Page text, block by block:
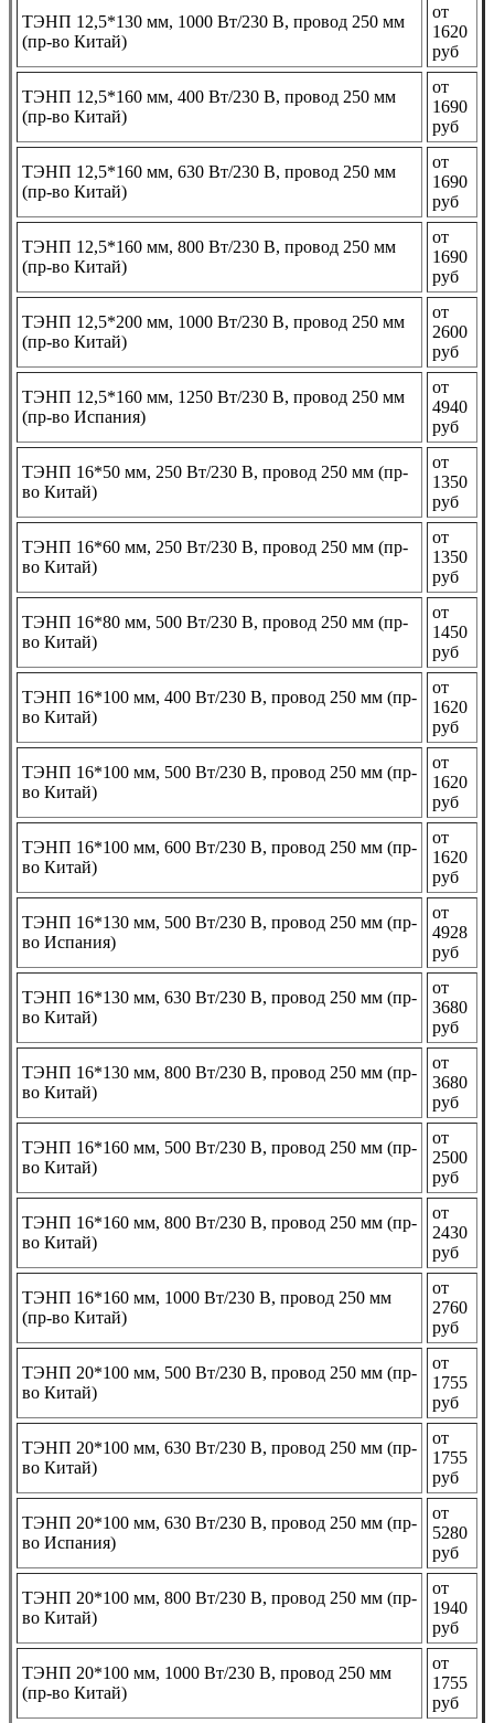
ТЭНП 12,5*130 мм, 1000 Вт/230 В, провод 250 мм
(пр-во Китай)
от
1620
руб
ТЭНП 12,5*160 мм, 400 Вт/230 В, провод 250 мм
(пр-во Китай)
от
1690
руб
ТЭНП 12,5*160 мм, 630 Вт/230 В, провод 250 мм
(пр-во Китай)
от
1690
руб
ТЭНП 12,5*160 мм, 800 Вт/230 В, провод 250 мм
(пр-во Китай)
от
1690
руб
ТЭНП 12,5*200 мм, 1000 Вт/230 В, провод 250 мм
(пр-во Китай)
от
2600
руб
ТЭНП 12,5*160 мм, 1250 Вт/230 В, провод 250 мм
(пр-во Испания)
от
4940
руб
ТЭНП 16*50 мм, 250 Вт/230 В, провод 250 мм (пр-
во Китай)
от
1350
руб
ТЭНП 16*60 мм, 250 Вт/230 В, провод 250 мм (пр-
во Китай)
от
1350
руб
ТЭНП 16*80 мм, 500 Вт/230 В, провод 250 мм (пр-
во Китай)
от
1450
руб
ТЭНП 16*100 мм, 400 Вт/230 В, провод 250 мм (пр-
во Китай)
от
1620
руб
ТЭНП 16*100 мм, 500 Вт/230 В, провод 250 мм (пр-
во Китай)
от
1620
руб
ТЭНП 16*100 мм, 600 Вт/230 В, провод 250 мм (пр-
во Китай)
от
1620
руб
ТЭНП 16*130 мм, 500 Вт/230 В, провод 250 мм (пр-
во Испания)
от
4928
руб
ТЭНП 16*130 мм, 630 Вт/230 В, провод 250 мм (пр-
во Китай)
от
3680
руб
ТЭНП 16*130 мм, 800 Вт/230 В, провод 250 мм (пр-
во Китай)
от
3680
руб
ТЭНП 16*160 мм, 500 Вт/230 В, провод 250 мм (пр-
во Китай)
от
2500
руб
ТЭНП 16*160 мм, 800 Вт/230 В, провод 250 мм (пр-
во Китай)
от
2430
руб
ТЭНП 16*160 мм, 1000 Вт/230 В, провод 250 мм
(пр-во Китай)
от
2760
руб
ТЭНП 20*100 мм, 500 Вт/230 В, провод 250 мм (пр-
во Китай)
от
1755
руб
ТЭНП 20*100 мм, 630 Вт/230 В, провод 250 мм (пр-
во Китай)
от
1755
руб
ТЭНП 20*100 мм, 630 Вт/230 В, провод 250 мм (пр-
во Испания)
от
5280
руб
ТЭНП 20*100 мм, 800 Вт/230 В, провод 250 мм (пр-
во Китай)
от
1940
руб
ТЭНП 20*100 мм, 1000 Вт/230 В, провод 250 мм
(пр-во Китай)
от
1755
руб